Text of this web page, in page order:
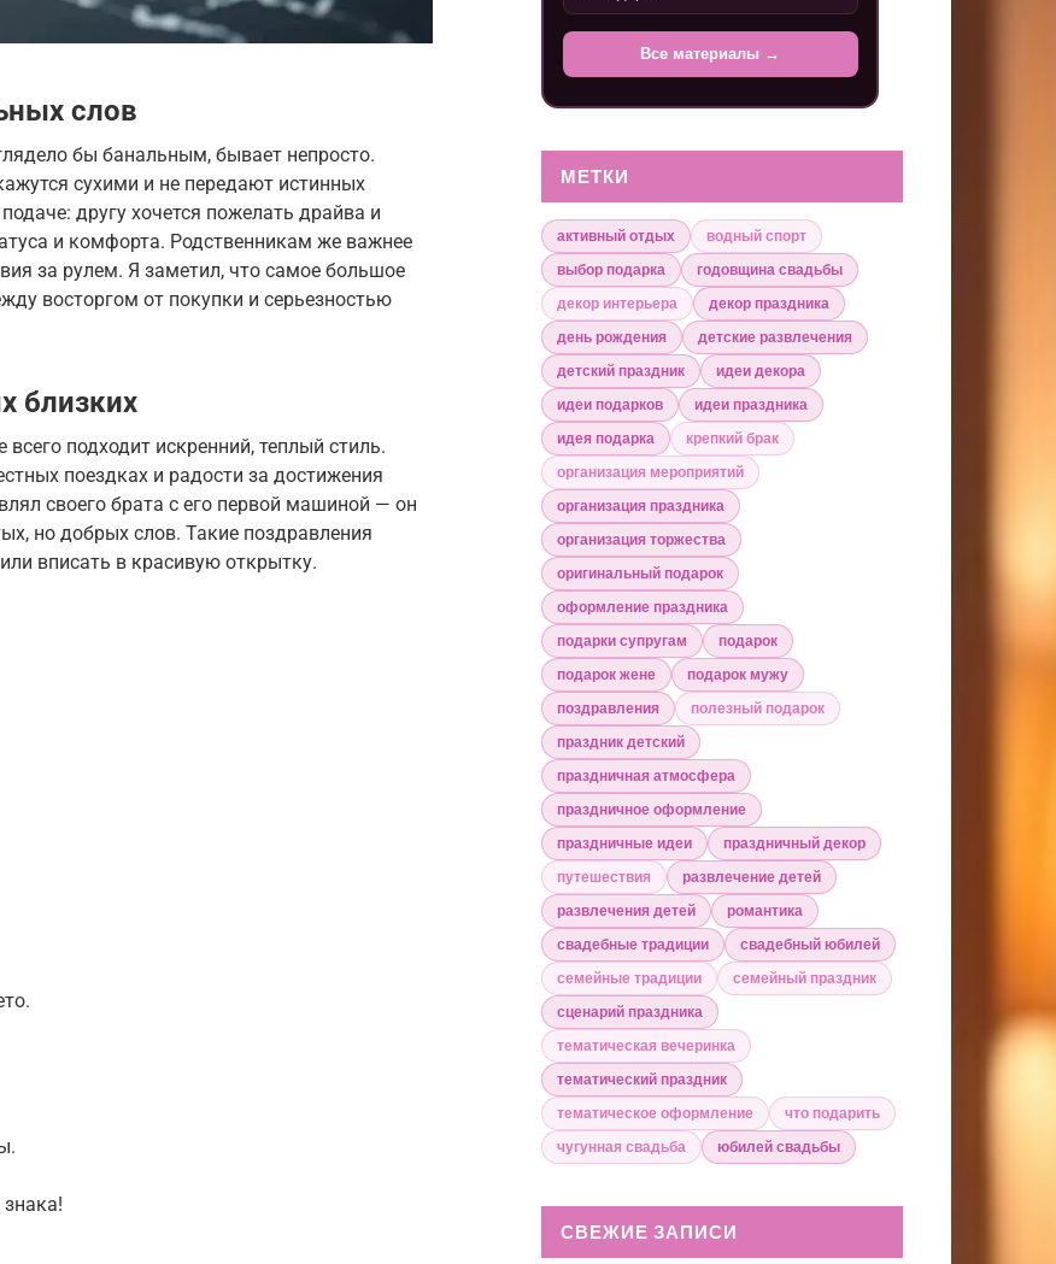
слов
бы банальным, бывает непросто.
сухими и не передают истинных
другу хочется пожелать драйва и
и комфорта. Родственникам же важнее
за рулем. Я заметил, что самое большое
восторгом от покупки и серьезностью
близких
подходит искренний, теплый стиль.
поездках и радости за достижения
своего брата с его первой машиной — он
но добрых слов. Такие поздравления
вписать в красивую открытку.
Все материалы →
МЕТКИ
активный отдых
водный спорт
выбор подарка
годовщина свадьбы
декор интерьера
декор праздника
день рождения
детские развлечения
детский праздник
идеи декора
идеи подарков
идеи праздника
идея подарка
крепкий брак
организация мероприятий
организация праздника
организация торжества
оригинальный подарок
оформление праздника
подарки супругам
подарок
подарок жене
подарок мужу
поздравления
полезный подарок
праздник детский
праздничная атмосфера
праздничное оформление
праздничные идеи
праздничный декор
путешествия
развлечение детей
развлечения детей
романтика
свадебные традиции
свадебный юбилей
семейные традиции
семейный праздник
сценарий праздника
тематическая вечеринка
тематический праздник
тематическое оформление
что подарить
чугунная свадьба
юбилей свадьбы
СВЕЖИЕ ЗАПИСИ